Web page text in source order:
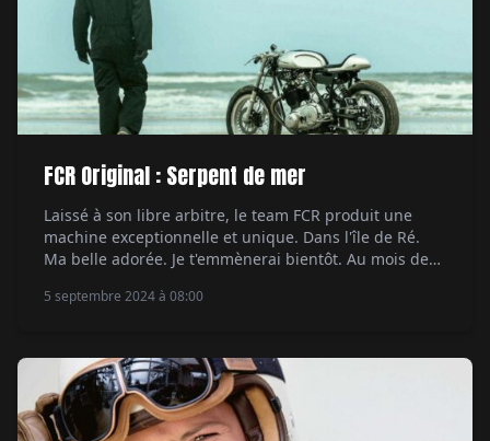
FCR Original : Serpent de mer
Laissé à son libre arbitre, le team FCR produit une
machine exceptionnelle et unique. Dans l'île de Ré.
Ma belle adorée. Je t'emmènerai bientôt. Au mois de
en 76 pour rendre hommage à son île enfantine n'a
5 septembre 2024 à 08:00